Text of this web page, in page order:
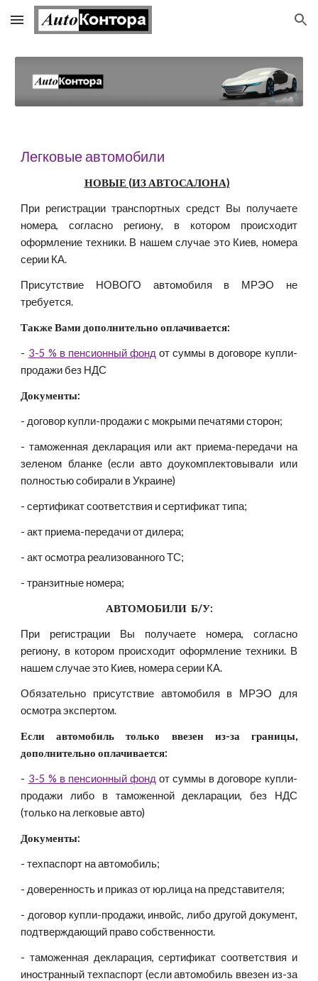
Skip to main content Skip to navigation
Легковые автомобили
НОВЫЕ (ИЗ АВТОСАЛОНА)
При регистрации транспортных средст Вы получаете
номера, согласно региону, в котором происходит
оформление техники. В нашем случае это Киев, номера
серии КА.
Присутствие НОВОГО автомобиля в МРЭО не
требуется.
Также Вами дополнительно оплачивается:
- 3-5 % в пенсионный фонд от суммы в договоре купли-
продажи без НДС
Документы:
- договор купли-продажи с мокрыми печатями сторон;
- таможенная декларация или акт приема-передачи на
зеленом бланке (если авто доукомплектовывали или
полностью собирали в Украине)
- сертификат соответствия и сертификат типа;
- акт приема-передачи от дилера;
- акт осмотра реализованного ТС;
- транзитные номера;
АВТОМОБИЛИ  Б/У:
При регистрации Вы получаете номера, согласно
региону, в котором происходит оформление техники. В
нашем случае это Киев, номера серии КА.
Обязательно присутствие автомобиля в МРЭО для
осмотра экспертом.
Если автомобиль только ввезен из-за границы,
дополнительно оплачивается:
- 3-5 % в пенсионный фонд от суммы в договоре купли-
продажи либо в таможенной декларации, без НДС
(только на легковые авто)
Документы:
- техпаспорт на автомобиль;
- доверенность и приказ от юр.лица на представителя;
- договор купли-продажи, инвойс, либо другой документ,
подтверждающий право собственности.
- таможенная декларация, сертификат соответствия и
иностранный техпаспорт (если автомобиль ввезен из-за